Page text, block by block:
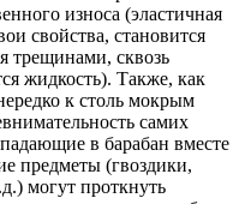
износа (эластичная
свойства, становится
трещинами, сквозь
жидкость). Также, как
к столь мокрым
самих
в барабан вместе
предметы (гвоздики,
могут проткнуть